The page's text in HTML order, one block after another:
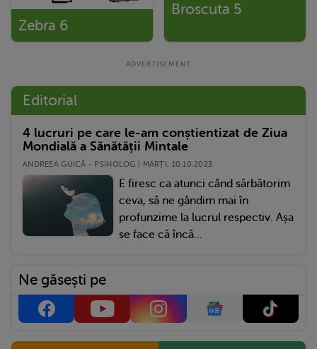
Zebra 6
Broscuta 5
Editorial
4 lucruri pe care le-am conștientizat de Ziua
Mondială a Sănătății Mintale
ANDREEA GUICĂ - PSIHOLOG | MARŢI, 10.10.2023
E firesc ca atunci când sărbătorim
ceva, să ne gândim mai în
profunzime la lucrul respectiv. Așa
se face că încă...
Ne găsești pe